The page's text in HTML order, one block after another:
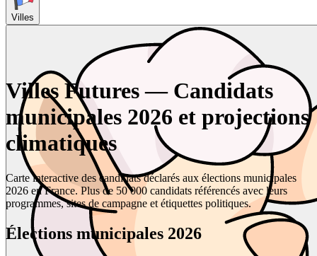
Villes
Villes Futures — Candidats
municipales 2026 et projections
climatiques
Carte interactive des candidats déclarés aux élections municipales
2026 en France. Plus de 50 000 candidats référencés avec leurs
programmes, sites de campagne et étiquettes politiques.
Élections municipales 2026